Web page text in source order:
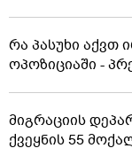
რა პასუხი აქვთ
ოპოზიციაში -
მიგრაციის
ქვეყნის 55